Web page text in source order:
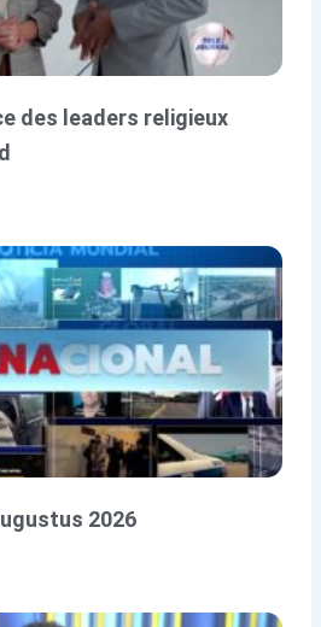
des leaders religieux
2026